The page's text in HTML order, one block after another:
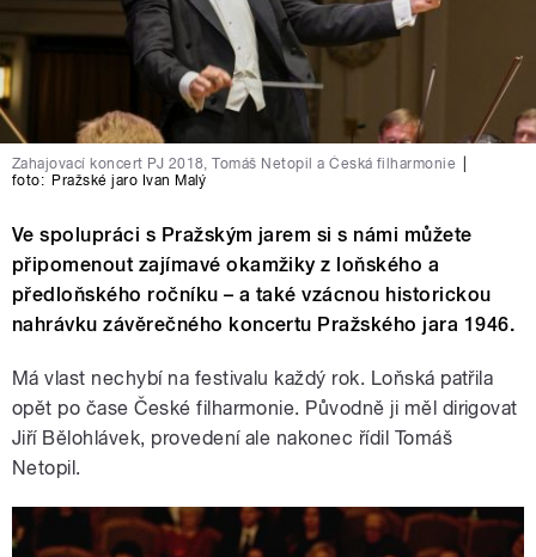
Zahajovací koncert PJ 2018, Tomáš Netopil a Česká filharmonie
foto: Pražské jaro Ivan Malý
Ve spolupráci s Pražským jarem si s námi můžete
připomenout zajímavé okamžiky z loňského a
předloňského ročníku – a také vzácnou historickou
nahrávku závěrečného koncertu Pražského jara 1946.
Má vlast nechybí na festivalu každý rok. Loňská patřila
opět po čase České filharmonie. Původně ji měl dirigovat
Jiří Bělohlávek, provedení ale nakonec řídil Tomáš
Netopil.